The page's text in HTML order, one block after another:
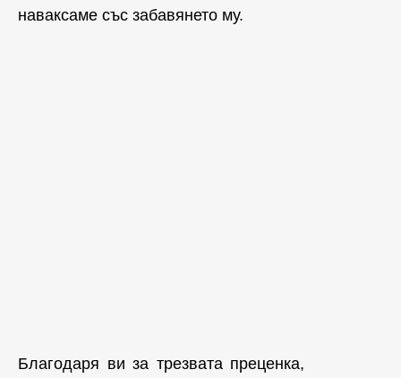
наваксаме със забавянето му.
Благодаря ви за трезвата преценка,